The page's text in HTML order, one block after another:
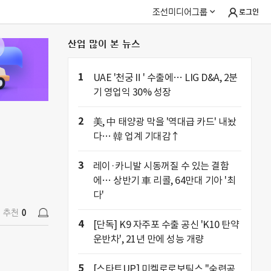
조선미디어그룹 로그인
추천 0
산업 많이 본 뉴스